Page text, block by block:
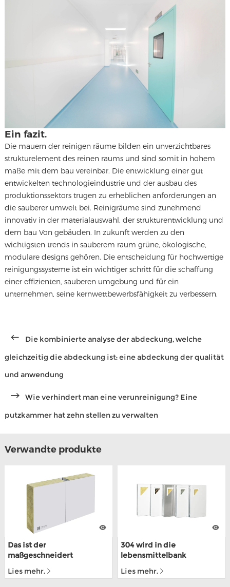
Ein fazit.
Die mauern der reinigen räume bilden ein unverzichtbares
strukturelement des reinen raums und sind somit in hohem
maße mit dem bau vereinbar. Die entwicklung einer gut
entwickelten technologieindustrie und der ausbau des
produktionssektors trugen zu erheblichen anforderungen an
die sauberer umwelt bei. Reinigräume sind zunehmend
innovativ in der materialauswahl, der strukturentwicklung und
dem bau Von gebäuden. In zukunft werden zu den
wichtigsten trends in sauberem raum grüne, ökologische,
modulare designs gehören. Die entscheidung für hochwertige
reinigungssysteme ist ein wichtiger schritt für die schaffung
einer effizienten, sauberen umgebung und für ein
unternehmen, seine kernwettbewerbsfähigkeit zu verbessern.
Die kombinierte analyse der abdeckung, welche
gleichzeitig die abdeckung ist: eine abdeckung der qualität
und anwendung
Wie verhindert man eine verunreinigung? Eine
putzkammer hat zehn stellen zu verwalten
Verwandte produkte
Das ist der
maßgeschneidert
mittel für PPGI lokowic
Lies mehr.
304 wird in die
lebensmittelbank
die über die ISO9001
Lies mehr.